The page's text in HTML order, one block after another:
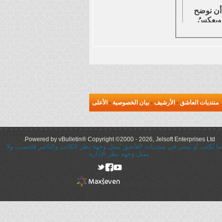
ويعكسُ
تبادل
أو ما شابه ،
منتديات العاشق - الأرشيف - بيان الخصوصية - الأعلى
Powered by vBulletin® Copyright ©2000 - 2026, Jelsoft Enterprises Ltd.
يُكتب أو يُنشر في منتديات العاشق يُمثل وجهة نظر الكاتب والناشر فحسب، ولا
يمثل وجهه نظر الإدارة